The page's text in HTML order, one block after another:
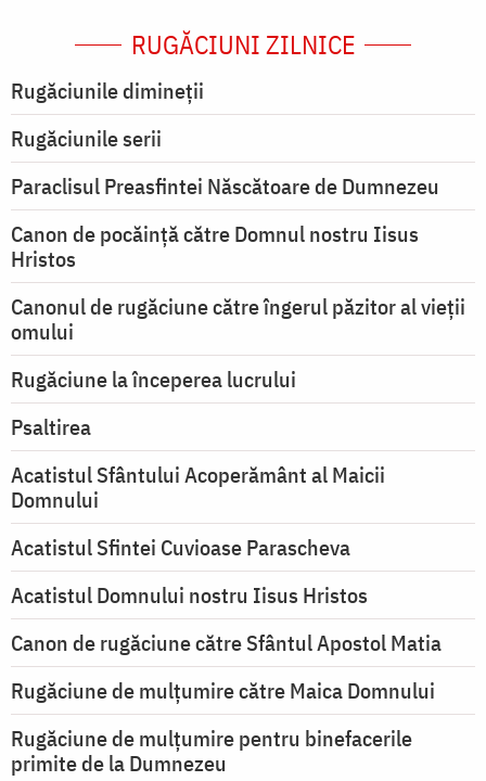
RUGĂCIUNI ZILNICE
Rugăciunile dimineții
Rugăciunile serii
Paraclisul Preasfintei Născătoare de Dumnezeu
Canon de pocăință către Domnul nostru Iisus
Hristos
Canonul de rugăciune către îngerul păzitor al vieții
omului
Rugăciune la începerea lucrului
Psaltirea
Acatistul Sfântului Acoperământ al Maicii
Domnului
Acatistul Sfintei Cuvioase Parascheva
Acatistul Domnului nostru Iisus Hristos
Canon de rugăciune către Sfântul Apostol Matia
Rugăciune de mulţumire către Maica Domnului
Rugăciune de mulțumire pentru binefacerile
primite de la Dumnezeu